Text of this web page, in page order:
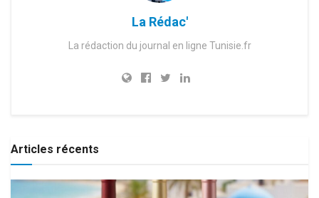
La Rédac'
La rédaction du journal en ligne Tunisie.fr
Articles récents